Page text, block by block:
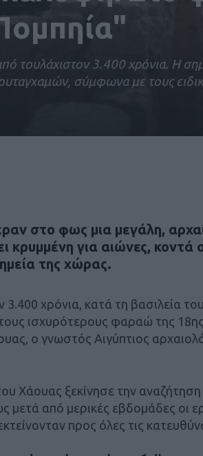
τουλάχιστον 3.400 χρόνια. Η
σύμφωνα με τους
στο φως μια μεγάλη,
κρυμμένη για αιώνες, κοντά
της χώρας.
3.400 χρόνια, κατά τη βασιλεία του
ισχυρότερους φαραώ της 18ης
ο γνωστός Αιγύπτιος
Χάουας ξεκίνησε την αναζήτηση
από μερικές εβδομάδες οι
προς όλες τις